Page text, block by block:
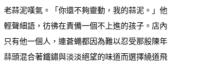
老蒜泥嘆氣。「你還不夠靈動，我的蒜泥。」他
輕聲細語，彷彿在責備一個不上進的孩子。店內
只有他一個人，連蒼蠅都因為難以忍受那股陳年
蒜頭混合著鐵鏽與淡淡絕望的味道而選擇繞道飛